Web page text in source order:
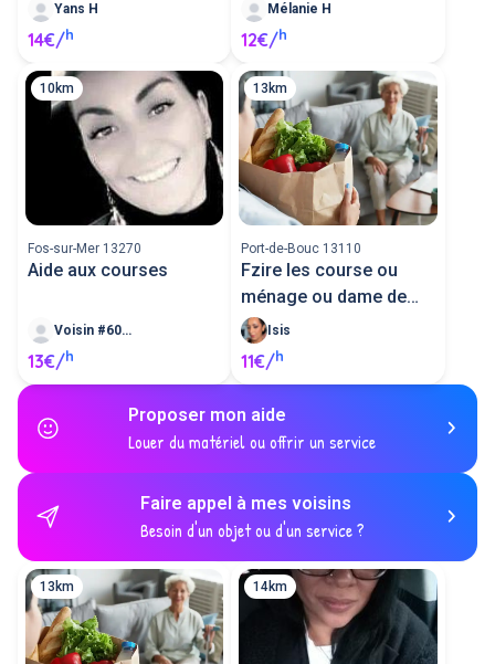
Yans H
14€/h
Mélanie H
12€/h
10km
Fos-sur-Mer 13270
Aide aux courses
Voisin #60890
13€/h
13km
Port-de-Bouc 13110
Fzire les course ou
ménage ou dame de
compagnie
Isis
11€/h
Proposer mon aide
Louer du matériel ou offrir un service
Faire appel à mes voisins
Besoin d'un objet ou d'un service ?
13km 14km